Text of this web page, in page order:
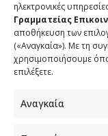
ηλεκτρονικές
Γραμματείας
αποθήκευση των
(«Αναγκαία»). Με τη
χρησιμοποιήσουμε
επιλέξετε.
Αναγκαία
Φραγκούδη